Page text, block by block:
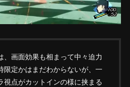
画面効果も相まって中々迫力
限定かはまだわからないが、一
視点がカットインの様に挟まる